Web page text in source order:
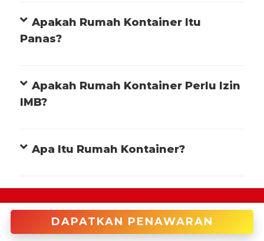
DAPATKAN PENAWARAN
Apakah Rumah Kontainer Itu
Panas?
Apakah Rumah Kontainer Perlu Izin
IMB?
Apa Itu Rumah Kontainer?
+622122946966 (Cakung)
enquiries@tradecorp.co.id